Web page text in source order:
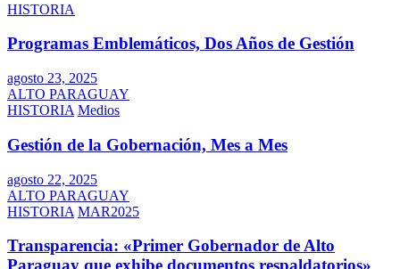
HISTORIA
Programas Emblemáticos, Dos Años de Gestión
agosto 23, 2025
ALTO PARAGUAY
HISTORIA Medios
Gestión de la Gobernación, Mes a Mes
agosto 22, 2025
ALTO PARAGUAY
HISTORIA MAR2025
Transparencia: «Primer Gobernador de Alto